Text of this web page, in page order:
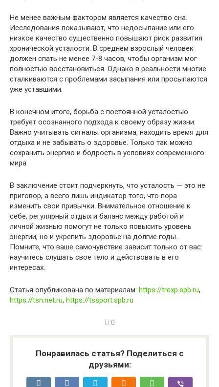
Не менее важным фактором является качество сна.
Исследования показывают, что недосыпание или его
низкое качество существенно повышают риск развития
хронической усталости. В среднем взрослый человек
должен спать не менее 7-8 часов, чтобы организм мог
полностью восстановиться. Однако в реальности многие
сталкиваются с проблемами засыпания или просыпаются
уже уставшими.
В конечном итоге, борьба с постоянной усталостью
требует осознанного подхода к своему образу жизни.
Важно учитывать сигналы организма, находить время для
отдыха и не забывать о здоровье. Только так можно
сохранить энергию и бодрость в условиях современного
мира.
В заключение стоит подчеркнуть, что усталость — это не
приговор, а всего лишь индикатор того, что пора
изменить свои привычки. Внимательное отношение к
себе, регулярный отдых и баланс между работой и
личной жизнью помогут не только повысить уровень
энергии, но и укрепить здоровье на долгие годы.
Помните, что ваше самочувствие зависит только от вас:
научитесь слушать свое тело и действовать в его
интересах.
Статья опубликована по материалам: https://trexp.spb.ru,
https://tsn.net.ru, https://tssport.spb.ru
0
Понравилась статья? Поделиться с
друзьями: